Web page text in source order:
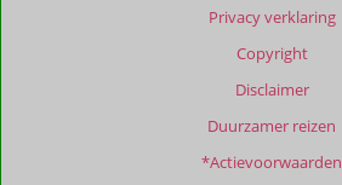
Privacy verklaring
Copyright
Disclaimer
Duurzamer reizen
*Actievoorwaarden